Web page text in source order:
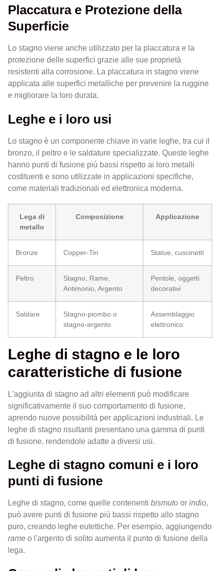
Placcatura e Protezione della
Superficie
Lo stagno viene anche utilizzato per la placcatura e la
protezione delle superfici grazie alle sue proprietà
resistenti alla corrosione. La placcatura in stagno viene
applicata alle superfici metalliche per prevenire la ruggine
e migliorare la loro durata.
Leghe e i loro usi
Lo stagno è un componente chiave in varie leghe, tra cui il
bronzo, il peltro e le saldature specializzate. Queste leghe
hanno punti di fusione più bassi rispetto ai loro metalli
costituenti e sono utilizzate in applicazioni specifiche,
come materiali tradizionali ed elettronica moderna.
Lega di
metallo
Composizione Applicazione
Bronze Copper-Tin Statue, cuscinetti
Peltro
Stagno, Rame,
Antimonio, Argento
Pentole, oggetti
decorativi
Saldare
Stagno-piombo o
stagno-argento
Assemblaggio
elettronico
Leghe di stagno e le loro
caratteristiche di fusione
L'aggiunta di stagno ad altri elementi può modificare
significativamente il suo comportamento di fusione,
aprendo nuove possibilità per applicazioni industriali. Le
leghe di stagno risultanti presentano una gamma di punti
di fusione, rendendole adatte a diversi usi.
Leghe di stagno comuni e i loro
punti di fusione
Leghe di stagno, come quelle contenenti bismuto or indio,
può avere punti di fusione più bassi rispetto allo stagno
puro, creando leghe eutettiche. Per esempio, aggiungendo
rame o l'argento di solito aumenta il punto di fusione della
lega.